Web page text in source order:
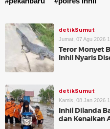
detikSumut
Jumat, 07 Agu 2026
Teror Monyet
Inhil Nyaris
detikSumut
Kamis, 08 Jan 2026
Inhil Dilanda
dan Kenaikan